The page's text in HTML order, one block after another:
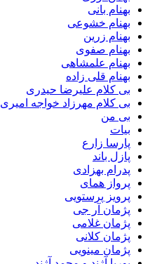
بهنام بانی
بهنام خشوعی
بهنام زرین
بهنام صفوی
بهنام علمشاهی
بهنام قلی زاده
بی کلام علیرضا حیدری
بی کلام مهرزاد خواجه امیری
بی من
بیات
پارسا زارع
پازل باند
پدرام بهزادی
پرواز همای
پرویز پرستویی
پژمان آر جی
پژمان غلامی
پژمان کلانی
پژمان مینویی